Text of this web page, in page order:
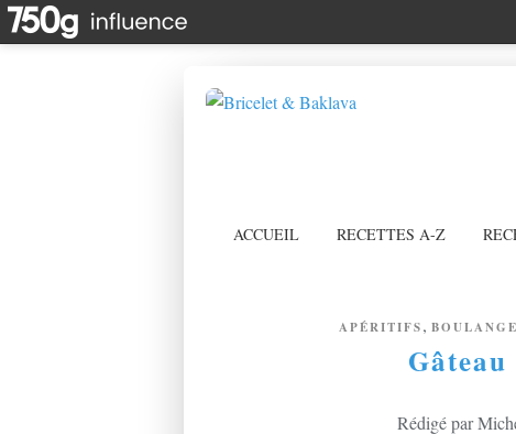
ACCUEIL RECETTES A-Z
APÉRITIFS,
Rédigé par